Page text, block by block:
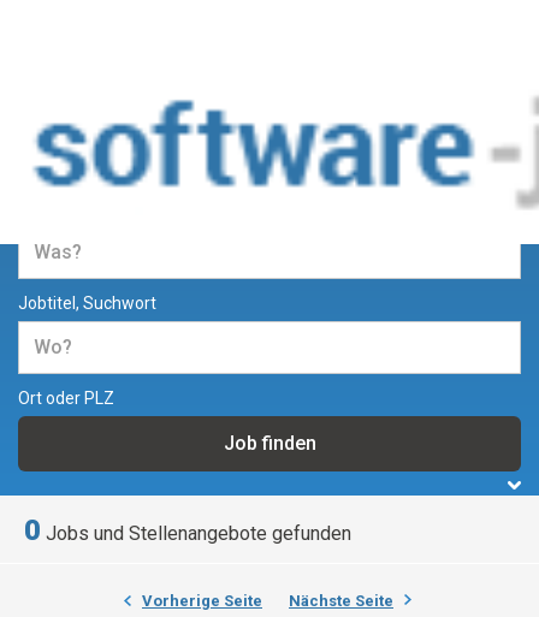
Jobs und Stellenangebote in der
Softwareentwicklung
Jobtitel, Suchwort
Ort oder PLZ
0 Jobs und Stellenangebote gefunden
Vorherige Seite Nächste Seite